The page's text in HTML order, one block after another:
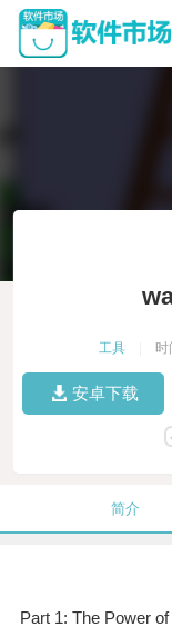
工具
安卓下载
简介
Part 1: The Power